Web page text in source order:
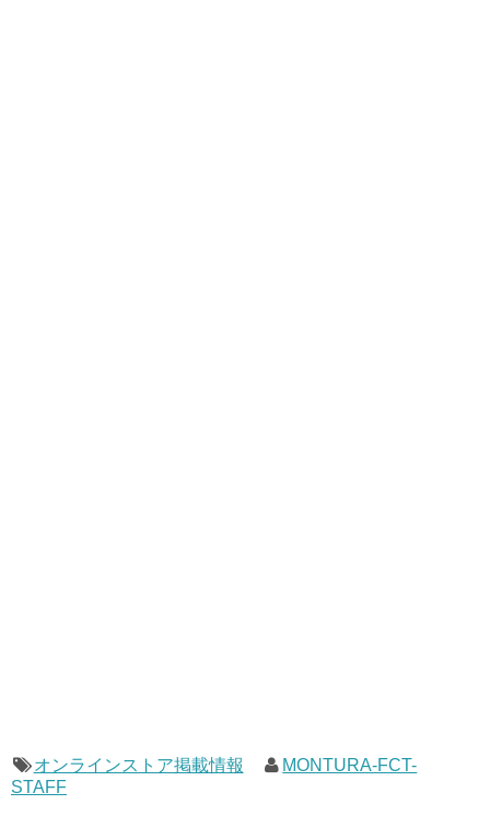
オンラインストア掲載情報
MONTURA-FCT-
STAFF